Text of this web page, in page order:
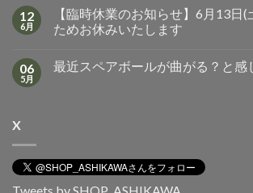
12
6月
【臨時休業のお知らせ】6月13日
ためお休みいたします
06
5月
最近スペアボールが曲がる？と感
X
Tweets by SHOP_ASHIKAWA